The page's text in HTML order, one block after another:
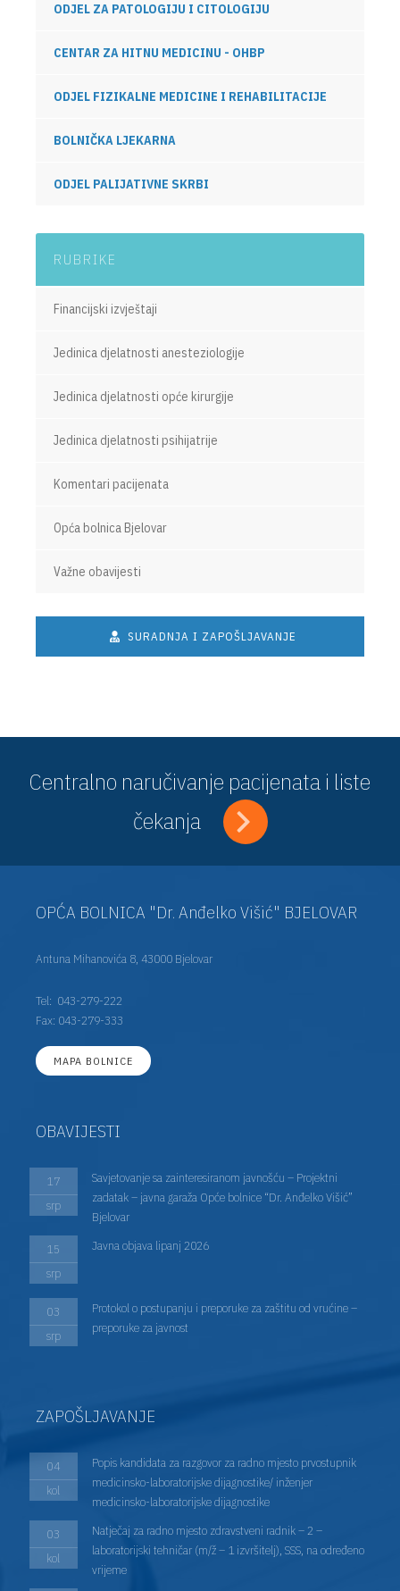
ODJEL ZA PATOLOGIJU I CITOLOGIJU
CENTAR ZA HITNU MEDICINU - OHBP
ODJEL FIZIKALNE MEDICINE I REHABILITACIJE
BOLNIČKA LJEKARNA
ODJEL PALIJATIVNE SKRBI
RUBRIKE
Financijski izvještaji
Jedinica djelatnosti anesteziologije
Jedinica djelatnosti opće kirurgije
Jedinica djelatnosti psihijatrije
Komentari pacijenata
Opća bolnica Bjelovar
Važne obavijesti
SURADNJA I ZAPOŠLJAVANJE
Centralno naručivanje pacijenata i liste
čekanja
OPĆA BOLNICA "Dr. Anđelko Višić" BJELOVAR
Antuna Mihanovića 8, 43000 Bjelovar
Tel: 043-279-222
Fax: 043-279-333
MAPA BOLNICE
OBAVIJESTI
17
srp
Savjetovanje sa zainteresiranom javnošću – Projektni
zadatak – javna garaža Opće bolnice “Dr. Anđelko Višić”
Bjelovar
15
srp
Javna objava lipanj 2026
03
srp
Protokol o postupanju i preporuke za zaštitu od vrućine –
preporuke za javnost
ZAPOŠLJAVANJE
04
kol
Popis kandidata za razgovor za radno mjesto prvostupnik
medicinsko-laboratorijske dijagnostike/ inženjer
medicinsko-laboratorijske dijagnostike
03
kol
Natječaj za radno mjesto zdravstveni radnik – 2 –
laboratorijski tehničar (m/ž – 1 izvršitelj), SSS, na određeno
vrijeme